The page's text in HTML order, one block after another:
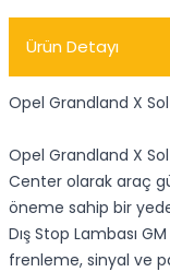
Ürün Detayı
Opel Grandland X Sol
Opel Grandland X
Center olarak araç
öneme sahip bir
Dış Stop Lambası
frenleme, sinyal ve